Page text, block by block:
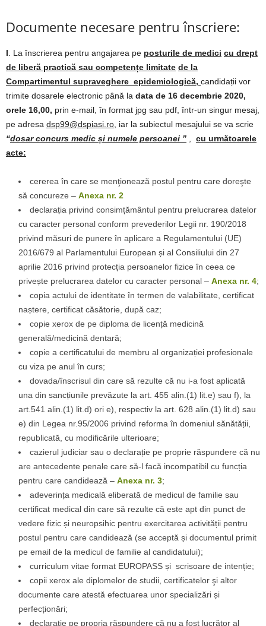
Documente necesare pentru înscriere:
I . La înscrierea pentru angajarea pe posturile de medici cu drept
de liberă practică sau competențe limitate de la
Compartimentul supraveghere epidemiologică, candidații vor
trimite dosarele electronic până la data de 16 decembrie 2020,
orele 16,00, prin e-mail, în format jpg sau pdf, într-un singur mesaj,
pe adresa dsp99@dspiasi.ro, iar la subiectul mesajului se va scrie
“dosar concurs medic și numele persoanei ”
cu următoarele
acte:
cererea în care se menţionează postul pentru care doreşte
să concureze – Anexa nr. 2
declarația privind consimțământul pentru prelucrarea datelor
cu caracter personal conform prevederilor Legii nr. 190/2018
privind măsuri de punere în aplicare a Regulamentului (UE)
2016/679 al Parlamentului European și al Consiliului din 27
aprilie 2016 privind protecția persoanelor fizice în ceea ce
privește prelucrarea datelor cu caracter personal – Anexa nr. 4;
copia actului de identitate în termen de valabilitate, certificat
naștere, certificat căsătorie, după caz;
copie xerox de pe diploma de licență medicină
generală/medicină dentară;
copie a certificatului de membru al organizației profesionale
cu viza pe anul în curs;
dovada/înscrisul din care să rezulte că nu i-a fost aplicată
una din sancțiunile prevăzute la art. 455 alin.(1) lit.e) sau f), la
art.541 alin.(1) lit.d) ori e), respectiv la art. 628 alin.(1) lit.d) sau
e) din Legea nr.95/2006 privind reforma în domeniul sănătății,
republicată, cu modificările ulterioare;
cazierul judiciar sau o declarație pe proprie răspundere că nu
are antecedente penale care să-l facă incompatibil cu funcția
pentru care candidează – Anexa nr. 3;
adeverința medicală eliberată de medicul de familie sau
certificat medical din care să rezulte că este apt din punct de
vedere fizic și neuropsihic pentru exercitarea activității pentru
postul pentru care candidează (se acceptă și documentul primit
pe email de la medicul de familie al candidatului);
curriculum vitae format EUROPASS și scrisoare de intenție;
copii xerox ale diplomelor de studii, certificatelor şi altor
documente care atestă efectuarea unor specializări și
perfecționări;
declarație pe propria răspundere că nu a fost lucrător al